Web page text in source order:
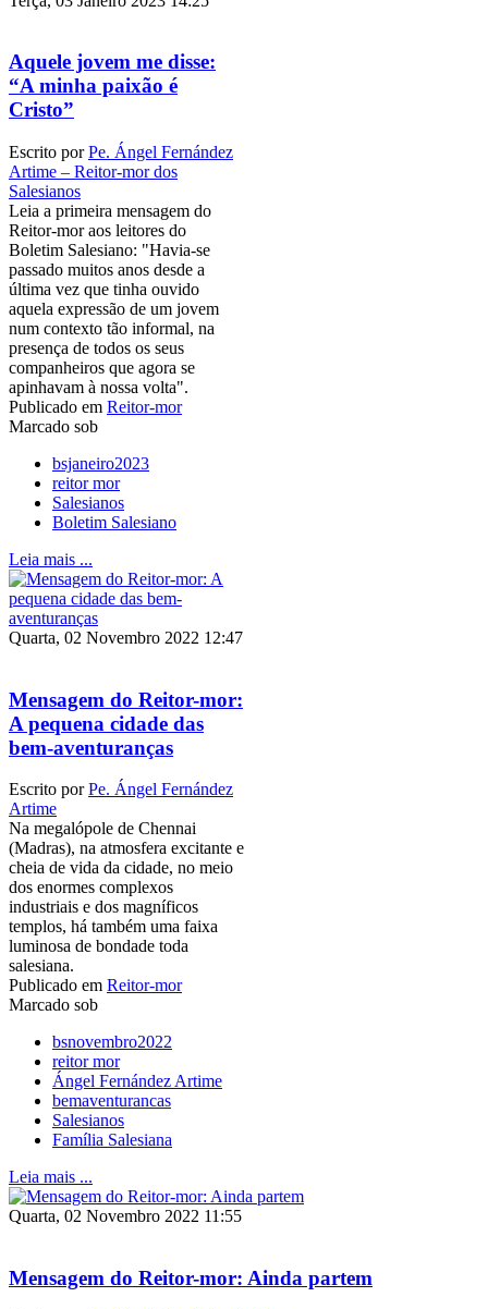
Aquele jovem me disse:
“A minha paixão é
Cristo”
Escrito porPe. Ángel Fernández
Artime – Reitor-mor dos
Salesianos
Leia a primeira mensagem do
Reitor-mor aos leitores do
Boletim Salesiano: "Havia-se
passado muitos anos desde a
última vez que tinha ouvido
aquela expressão de um jovem
num contexto tão informal, na
presença de todos os seus
companheiros que agora se
apinhavam à nossa volta".
Publicado em Reitor-mor
Marcado sob
bsjaneiro2023
reitor mor
Salesianos
Boletim Salesiano
Leia mais ...
Quarta, 02 Novembro 2022 12:47
Mensagem do Reitor-mor:
A pequena cidade das
bem-aventuranças
Escrito porPe. Ángel Fernández
Artime
Na megalópole de Chennai
(Madras), na atmosfera excitante e
cheia de vida da cidade, no meio
dos enormes complexos
industriais e dos magníficos
templos, há também uma faixa
luminosa de bondade toda
salesiana.
Publicado em Reitor-mor
Marcado sob
bsnovembro2022
reitor mor
Ángel Fernández Artime
bemaventurancas
Salesianos
Família Salesiana
Leia mais ...
Quarta, 02 Novembro 2022 11:55
Mensagem do Reitor-mor: Ainda partem